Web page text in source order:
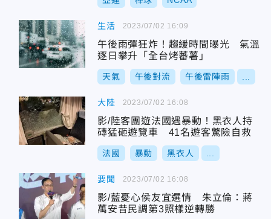
生活
午後雨彈狂炸！趨緩時間曝光 氣溫
逐日攀升「全台烤蕃薯」
天氣 午後對流 午後雷陣雨
2023/07/02 16:09
大陸
影/陸客團遊法國遇暴動！黑衣人持
磚猛砸遊覽車 41名遊客驚險自救
法國 暴動 黑衣人
2023/07/02 16:08
要聞
影/藍憂心侯友宜選情 朱立倫：蔣
萬安昔民調第3照樣逆轉勝
2023/07/02 16:08